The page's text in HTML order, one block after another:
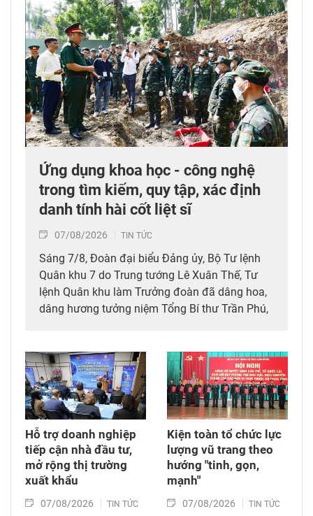
Ứng dụng khoa học - công nghệ
trong tìm kiếm, quy tập, xác định
danh tính hài cốt liệt sĩ
07/08/2026 TIN TỨC
Sáng 7/8, Đoàn đại biểu Đảng ủy, Bộ Tư lệnh
Quân khu 7 do Trung tướng Lê Xuân Thế, Tư
lệnh Quân khu làm Trưởng đoàn đã dâng hoa,
dâng hương tưởng niệm Tổng Bí thư Trần Phú,
liệt sĩ và xác minh thông tin hài cốt liệt sĩ tại
Công viên Lê Thị Riêng, phường Hòa Hưng,
Thành phố Hồ Chí Minh.
Hỗ trợ doanh nghiệp
tiếp cận nhà đầu tư,
mở rộng thị trường
xuất khẩu
07/08/2026 TIN TỨC
Kiện toàn tổ chức lực
lượng vũ trang theo
hướng "tinh, gọn,
mạnh"
07/08/2026 TIN TỨC